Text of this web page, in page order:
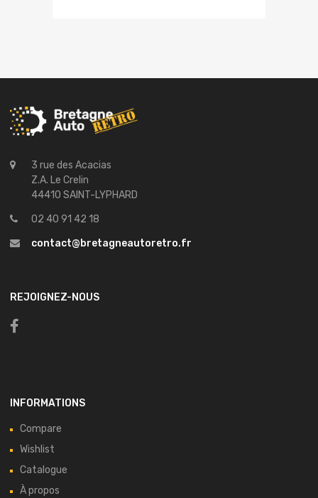
3 rue des Acacias
Z.A. Le Crelin
44410 SAINT-LYPHARD
02 40 91 42 18
contact@bretagneautoretro.fr
REJOIGNEZ-NOUS
INFORMATIONS
Compare
Wishlist
Catalogue
À propos